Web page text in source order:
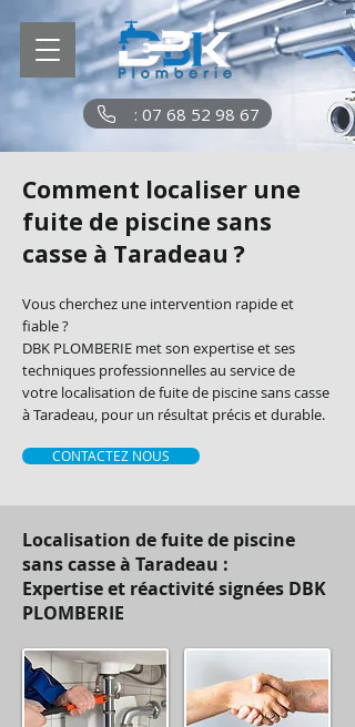
: 07 68 52 98 67
Comment localiser une
fuite de piscine sans
casse à Taradeau ?
Vous cherchez une intervention rapide et
fiable ?
DBK PLOMBERIE met son expertise et ses
techniques professionnelles au service de
votre localisation de fuite de piscine sans casse
à Taradeau, pour un résultat précis et durable.
CONTACTEZ NOUS
Localisation de fuite de piscine
sans casse à Taradeau :
Expertise et réactivité signées DBK
PLOMBERIE